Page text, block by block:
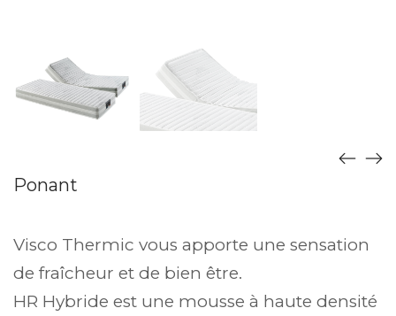
Ponant
Visco Thermic vous apporte une sensation
de fraîcheur et de bien être.
HR Hybride est une mousse à haute densité